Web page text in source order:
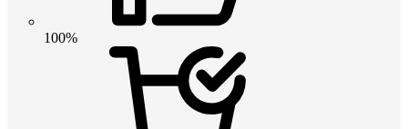
100%